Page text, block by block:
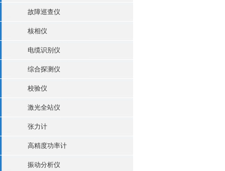
故障巡查仪
核相仪
电缆识别仪
综合探测仪
校验仪
激光全站仪
张力计
高精度功率计
振动分析仪